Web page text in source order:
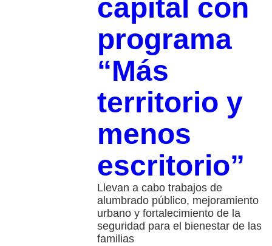
capital con
programa
“Más
territorio y
menos
escritorio”
Llevan a cabo trabajos de
alumbrado público, mejoramiento
urbano y fortalecimiento de la
seguridad para el bienestar de las
familias